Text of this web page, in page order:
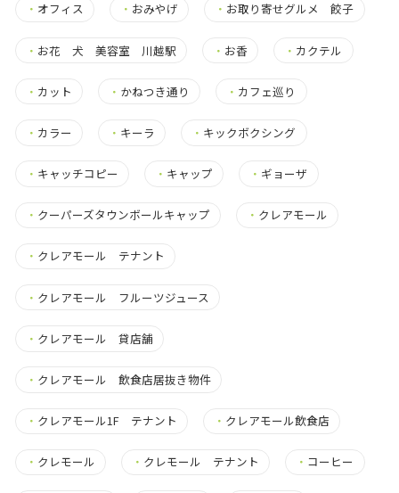
・ オフィス ・ おみやげ ・ お取り寄せグルメ 餃子
・ お花 犬 美容室 川越駅 ・ お香 ・ カクテル
・ カット ・ かねつき通り ・ カフェ巡り
・ カラー ・ キーラ ・ キックボクシング
・ キャッチコピー ・ キャップ ・ ギョーザ
・ クーパーズタウンボールキャップ ・ クレアモール
・ クレアモール テナント
・ クレアモール フルーツジュース
・ クレアモール 貸店舗
・ クレアモール 飲食店居抜き物件
・ クレアモール1F テナント ・ クレアモール飲食店
・ クレモール ・ クレモール テナント ・ コーヒー